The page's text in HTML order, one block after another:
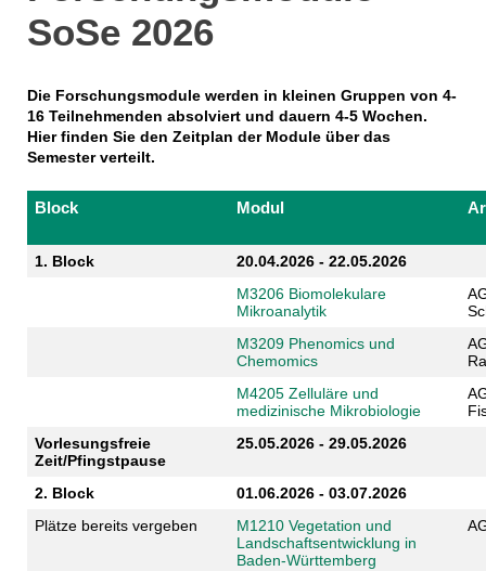
SoSe 2026
Die Forschungsmodule werden in kleinen Gruppen von 4-
16 Teilnehmenden absolviert und dauern 4-5 Wochen.
Hier finden Sie den Zeitplan der Module über das
Semester verteilt.
Block Modul
1. Block
20.04.2026 - 22.05.2026
M3206 Biomolekulare
Mikroanalytik
M3209 Phenomics und
Chemomics
M4205 Zelluläre und
medizinische Mikrobiologie
Vorlesungsfreie
Zeit/Pfingstpause
25.05.2026 - 29.05.2026
2. Block
01.06.2026 - 03.07.2026
Plätze bereits vergeben
M1210 Vegetation und
Landschaftsentwicklung in
Baden-Württemberg